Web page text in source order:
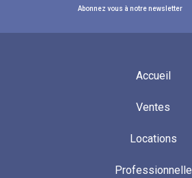
Abonnez vous à notre newsletter
Accueil
Ventes
Locations
Professionnelle